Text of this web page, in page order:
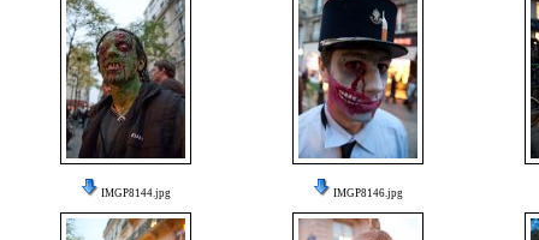
IMGP8144.jpg IMGP8146.jpg